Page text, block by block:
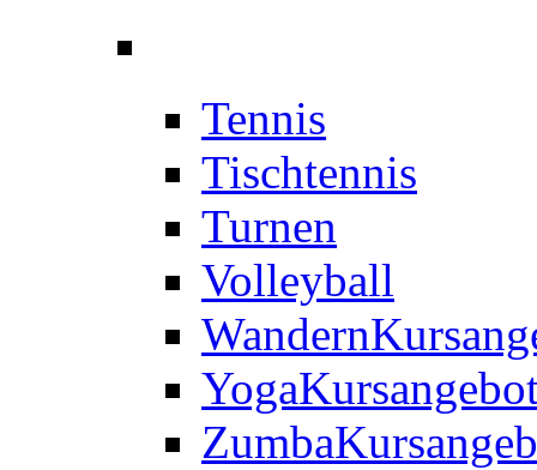
Tennis
Tischtennis
Turnen
Volleyball
Wandern
Yoga
Zumba